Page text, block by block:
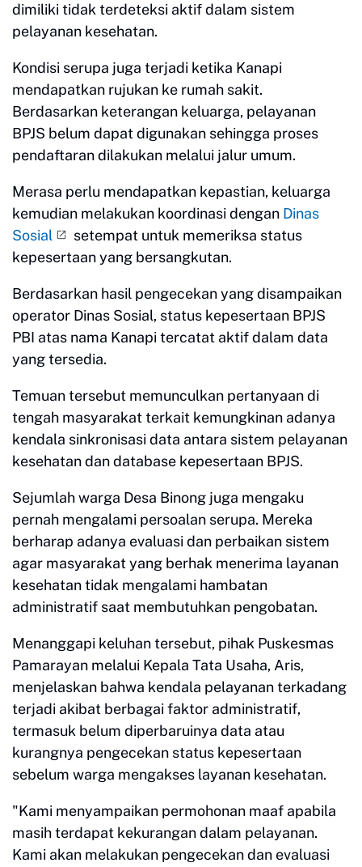
dimiliki tidak terdeteksi aktif dalam sistem
pelayanan kesehatan.
Kondisi serupa juga terjadi ketika Kanapi
mendapatkan rujukan ke rumah sakit.
Berdasarkan keterangan keluarga, pelayanan
BPJS belum dapat digunakan sehingga proses
pendaftaran dilakukan melalui jalur umum.
Merasa perlu mendapatkan kepastian, keluarga
kemudian melakukan koordinasi dengan Dinas
Sosial
setempat untuk memeriksa status
kepesertaan yang bersangkutan.
Berdasarkan hasil pengecekan yang disampaikan
operator Dinas Sosial, status kepesertaan BPJS
PBI atas nama Kanapi tercatat aktif dalam data
yang tersedia.
Temuan tersebut memunculkan pertanyaan di
tengah masyarakat terkait kemungkinan adanya
kendala sinkronisasi data antara sistem pelayanan
kesehatan dan database kepesertaan BPJS.
Sejumlah warga Desa Binong juga mengaku
pernah mengalami persoalan serupa. Mereka
berharap adanya evaluasi dan perbaikan sistem
agar masyarakat yang berhak menerima layanan
kesehatan tidak mengalami hambatan
administratif saat membutuhkan pengobatan.
Menanggapi keluhan tersebut, pihak Puskesmas
Pamarayan melalui Kepala Tata Usaha, Aris,
menjelaskan bahwa kendala pelayanan terkadang
terjadi akibat berbagai faktor administratif,
termasuk belum diperbaruinya data atau
kurangnya pengecekan status kepesertaan
sebelum warga mengakses layanan kesehatan.
"Kami menyampaikan permohonan maaf apabila
masih terdapat kekurangan dalam pelayanan.
Kami akan melakukan pengecekan dan evaluasi